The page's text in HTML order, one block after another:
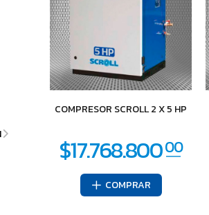
COMPRESOR SCROLL 2 X 5 HP
COMPRAR